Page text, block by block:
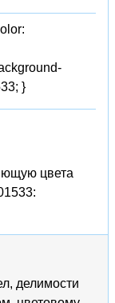
}
цвета
делимости